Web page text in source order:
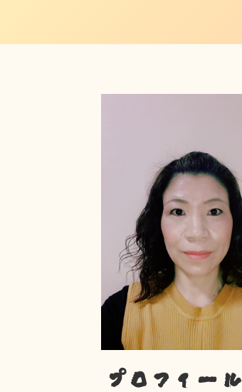
プロフィール